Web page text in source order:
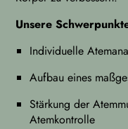
Unsere
Individuelle
Aufbau eines
Stärkung der
Atemkontrolle